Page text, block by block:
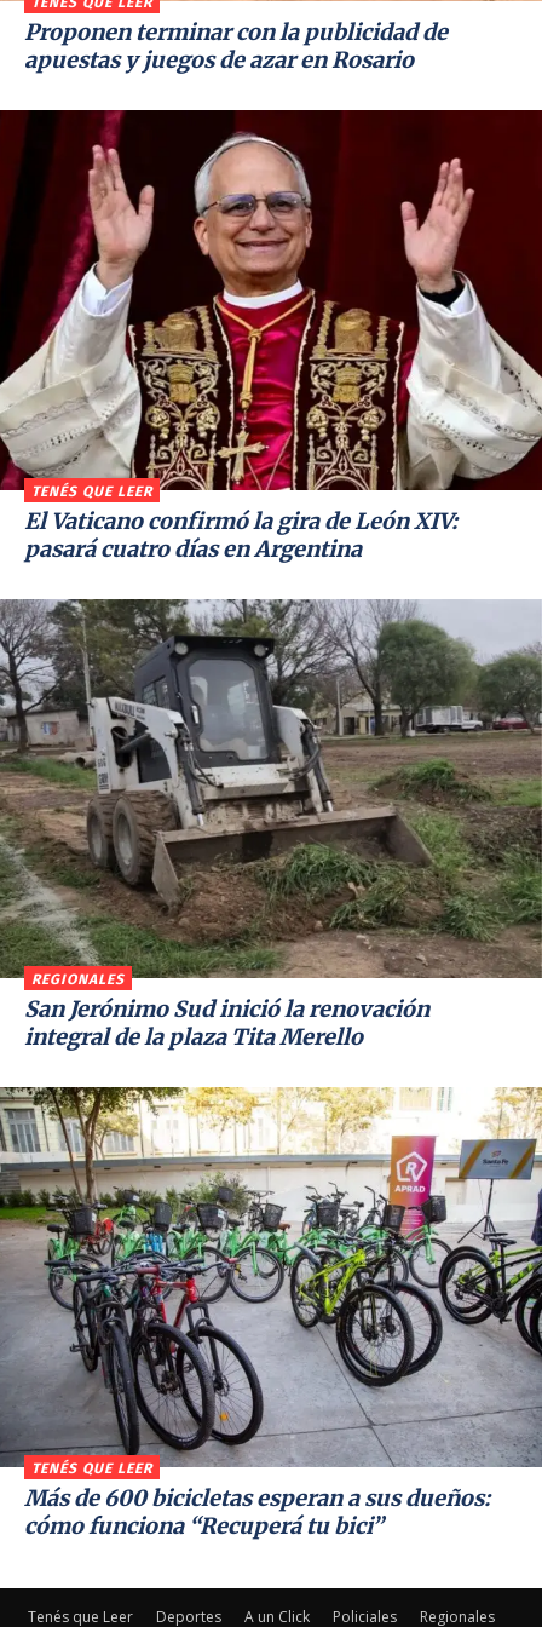
Proponen terminar con la publicidad de
apuestas y juegos de azar en Rosario
TENÉS QUE LEER
El Vaticano confirmó la gira de León XIV:
pasará cuatro días en Argentina
REGIONALES
San Jerónimo Sud inició la renovación
integral de la plaza Tita Merello
TENÉS QUE LEER
Más de 600 bicicletas esperan a sus dueños:
cómo funciona “Recuperá tu bici”
Tenés que Leer Deportes A un Click Policiales Regionales